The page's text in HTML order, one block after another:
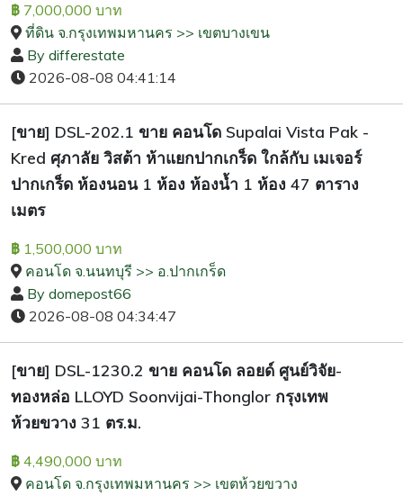
฿ 7,000,000 บาท
ที่ดิน จ.กรุงเทพมหานคร >> เขตบางเขน
By differestate
2026-08-08 04:41:14
[ขาย] DSL-202.1 ขาย คอนโด Supalai Vista Pak -
Kred ศุภาลัย วิสต้า ห้าแยกปากเกร็ด ใกล้กับ เมเจอร์
ปากเกร็ด ห้องนอน 1 ห้อง ห้องน้ำ 1 ห้อง 47 ตาราง
เมตร
฿ 1,500,000 บาท
คอนโด จ.นนทบุรี >> อ.ปากเกร็ด
By domepost66
2026-08-08 04:34:47
[ขาย] DSL-1230.2 ขาย คอนโด ลอยด์ ศูนย์วิจัย-
ทองหล่อ LLOYD Soonvijai-Thonglor กรุงเทพ
ห้วยขวาง 31 ตร.ม.
฿ 4,490,000 บาท
คอนโด จ.กรุงเทพมหานคร >> เขตห้วยขวาง